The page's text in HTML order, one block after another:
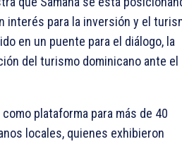
interés para la inversión y el
en un puente para el diálogo, la
del turismo dominicano ante el
plataforma para más de 40
locales, quienes exhibieron